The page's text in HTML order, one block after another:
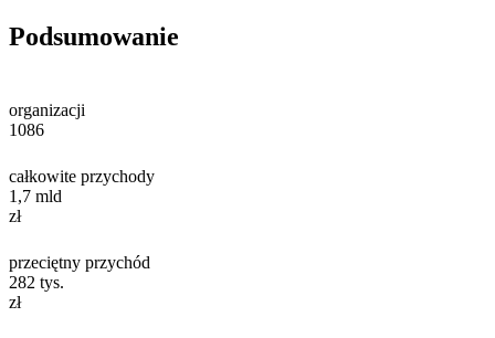
Podsumowanie
organizacji
1086
całkowite przychody
1,7 mld
zł
przeciętny przychód
282 tys.
zł